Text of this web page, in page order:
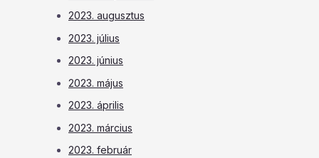
2023. augusztus
2023. július
2023. június
2023. május
2023. április
2023. március
2023. február